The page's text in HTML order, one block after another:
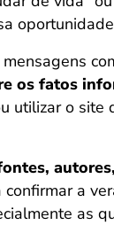
os fatos
utilizar o site
a
as